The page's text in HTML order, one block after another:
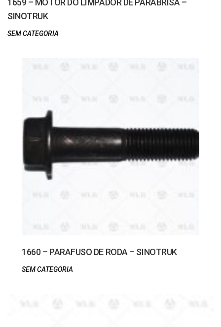
1659 – MOTOR DO LIMPADOR DE PARABRISA –
SINOTRUK
SEM CATEGORIA
1660 – PARAFUSO DE RODA – SINOTRUK
SEM CATEGORIA